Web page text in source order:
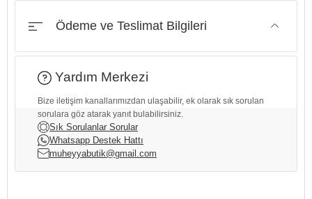
Ödeme ve Teslimat Bilgileri
Yardım Merkezi
Bize iletişim kanallarımızdan ulaşabilir, ek olarak sık sorulan
sorulara göz atarak yanıt bulabilirsiniz.
Sık Sorulanlar Sorular
Whatsapp Destek Hattı
muheyyabutik@gmail.com